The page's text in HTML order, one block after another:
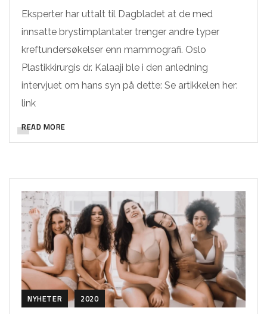
Eksperter har uttalt til Dagbladet at de med
innsatte brystimplantater trenger andre typer
kreftundersøkelser enn mammografi. Oslo
Plastikkirurgis dr. Kalaaji ble i den anledning
intervjuet om hans syn på dette: Se artikkelen her:
link
READ MORE
NYHETER 2020